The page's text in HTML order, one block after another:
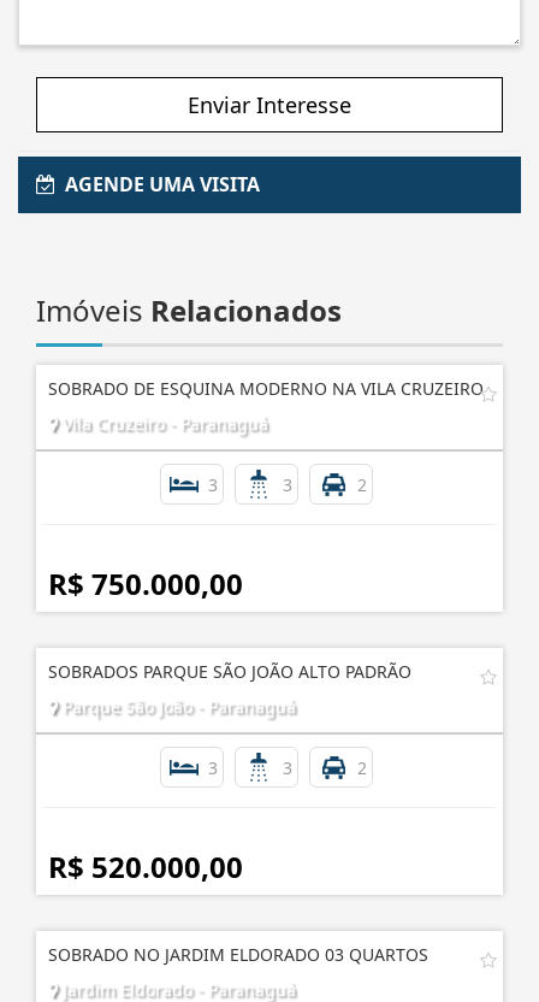
Enviar Interesse
AGENDE UMA VISITA
Imóveis Relacionados
SOBRADO DE ESQUINA MODERNO NA VILA CRUZEIRO
Vila Cruzeiro - Paranaguá
3 3 2
R$ 750.000,00
SOBRADOS PARQUE SÃO JOÃO ALTO PADRÃO
Parque São João - Paranaguá
3 3 2
R$ 520.000,00
SOBRADO NO JARDIM ELDORADO 03 QUARTOS
Jardim Eldorado - Paranaguá